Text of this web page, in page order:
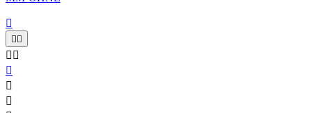


 


